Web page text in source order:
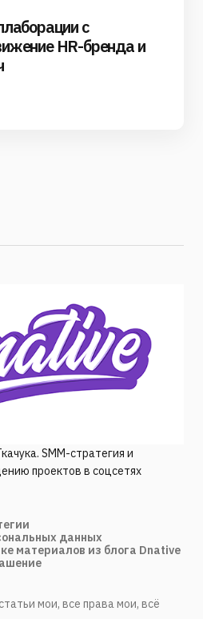
с
HR-бренда и
SMM-стратегия и
проектов в соцсетях
данных
материалов из блога Dnative
мои, все права мои, всё